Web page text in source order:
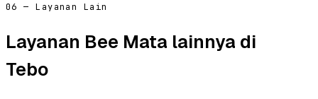
06 — Layanan Lain
Layanan Bee Mata lainnya di
Tebo